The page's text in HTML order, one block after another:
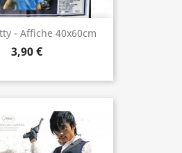
- Affiche 40x60cm
3,90 €